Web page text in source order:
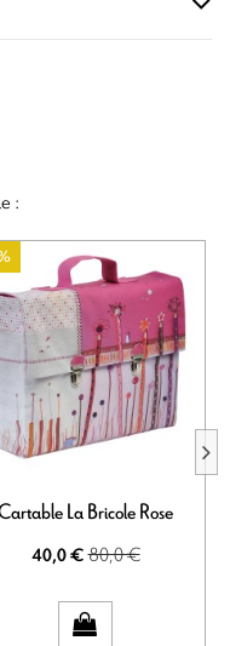
:
La Bricole Rose
40,0 €80,0 €